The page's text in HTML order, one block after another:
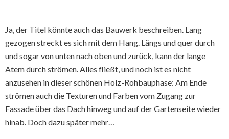
Ja, der Titel könnte auch das Bauwerk beschreiben. Lang
gezogen streckt es sich mit dem Hang. Längs und quer durch
und sogar von unten nach oben und zurück, kann der lange
Atem durch strömen. Alles fließt, und noch ist es nicht
anzusehen in dieser schönen Holz-Rohbauphase: Am Ende
strömen auch die Texturen und Farben vom Zugang zur
Fassade über das Dach hinweg und auf der Gartenseite wieder
hinab. Doch dazu später mehr…